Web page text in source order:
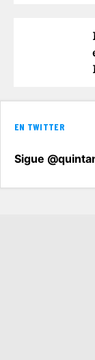
EN TWITTER
Sigue